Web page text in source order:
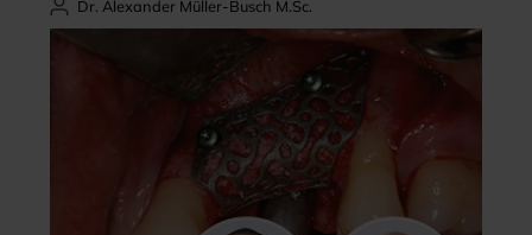
Dr. Alexander Müller-Busch M.Sc.